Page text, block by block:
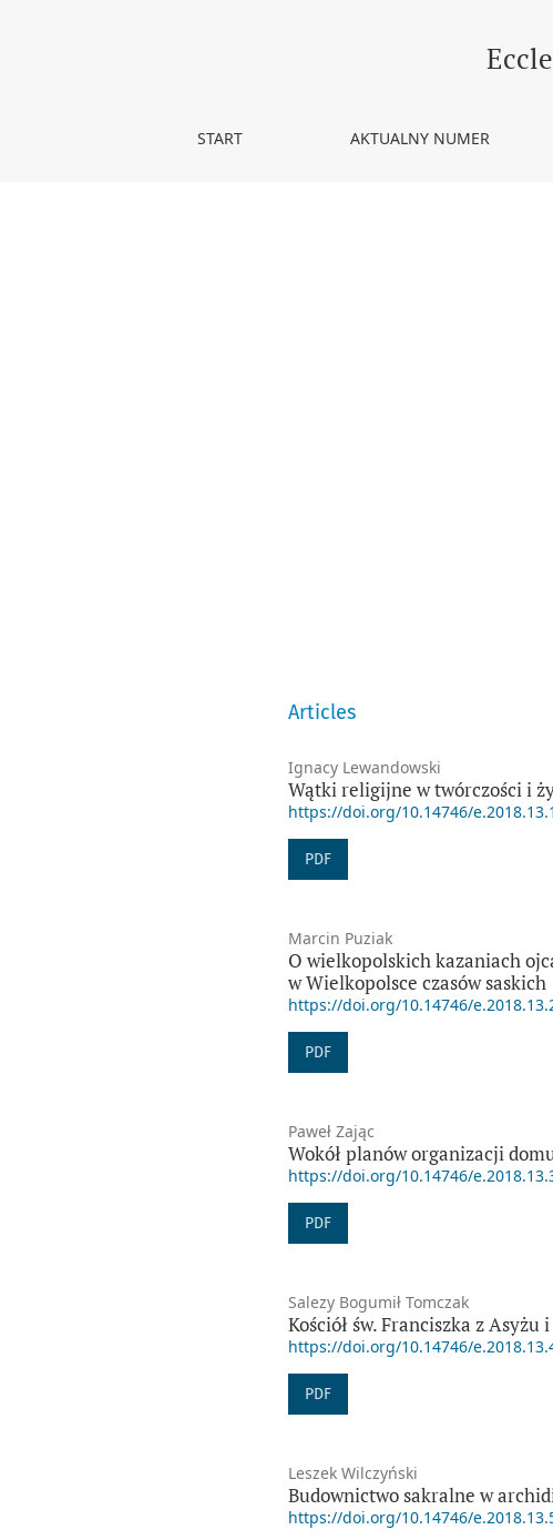
START AKTUALNY NUMER
Articles
Ignacy Lewandowski
Wątki religijne w twórczości i
https://doi.org/10.14746/e.2018.13.1
PDF
Marcin Puziak
O wielkopolskich kazaniach
w Wielkopolsce czasów saskich
https://doi.org/10.14746/
PDF
Paweł Zając
Wokół planów organizacji
https://doi.org/10.14746/
PDF
Salezy Bogumił Tomczak
Kościół św. Franciszka z
https://doi.org/10.14746/
PDF
Leszek Wilczyński
Budownictwo sakralne w
https://doi.org/10.14746/